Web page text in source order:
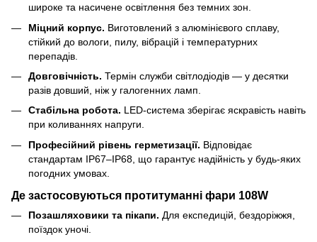
широке та насичене освітлення без темних зон.
Міцний корпус. Виготовлений з алюмінієвого сплаву,
стійкий до вологи, пилу, вібрацій і температурних
перепадів.
Довговічність. Термін служби світлодіодів — у десятки
разів довший, ніж у галогенних ламп.
Стабільна робота. LED-система зберігає яскравість навіть
при коливаннях напруги.
Професійний рівень герметизації. Відповідає
стандартам IP67–IP68, що гарантує надійність у будь-яких
погодних умовах.
Де застосовуються протитуманні фари 108W
Позашляховики та пікапи. Для експедицій, бездоріжжя,
поїздок уночі.